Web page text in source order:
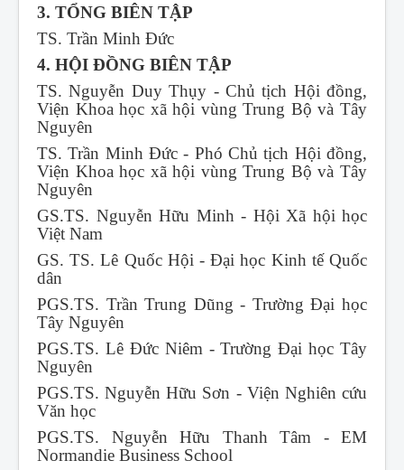
3. TỔNG BIÊN TẬP
TS. Trần Minh Đức
4. HỘI ĐỒNG BIÊN TẬP
TS. Nguyễn Duy Thụy - Chủ tịch Hội đồng,
Viện Khoa học xã hội vùng Trung Bộ và Tây
Nguyên
TS. Trần Minh Đức - Phó Chủ tịch Hội đồng,
Viện Khoa học xã hội vùng Trung Bộ và Tây
Nguyên
GS.TS. Nguyễn Hữu Minh - Hội Xã hội học
Việt Nam
GS. TS. Lê Quốc Hội - Đại học Kinh tế Quốc
dân
PGS.TS. Trần Trung Dũng - Trường Đại học
Tây Nguyên
PGS.TS. Lê Đức Niêm - Trường Đại học Tây
Nguyên
PGS.TS. Nguyễn Hữu Sơn - Viện Nghiên cứu
Văn học
PGS.TS. Nguyễn Hữu Thanh Tâm - EM
Normandie Business School